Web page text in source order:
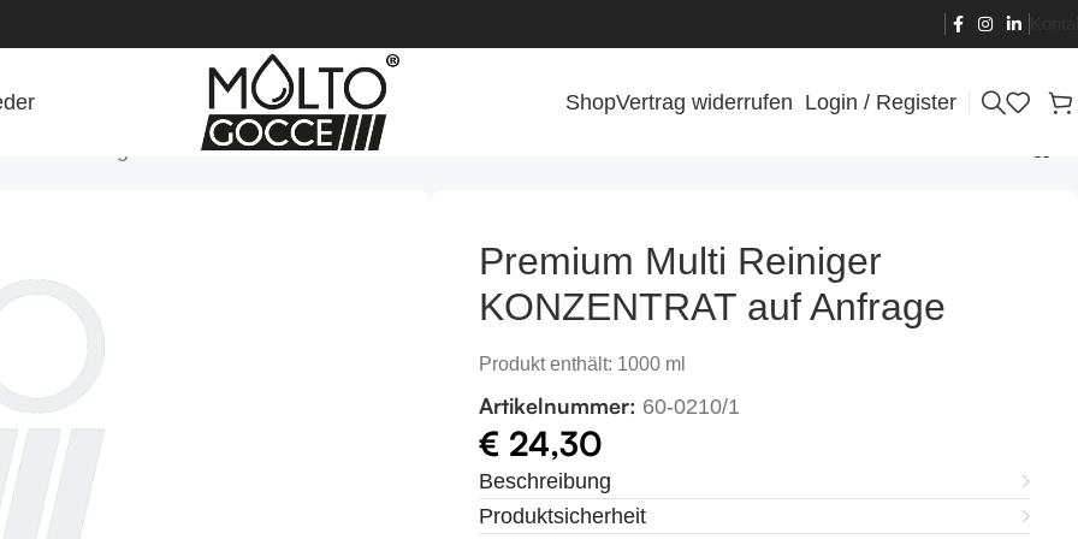
ShopVertrag widerrufen Login / Register
Premium Multi Reiniger
KONZENTRAT auf Anfrage
Produkt enthält: 1000 ml
Artikelnummer: 60-0210/1
€ 24,30
Beschreibung
Produktsicherheit